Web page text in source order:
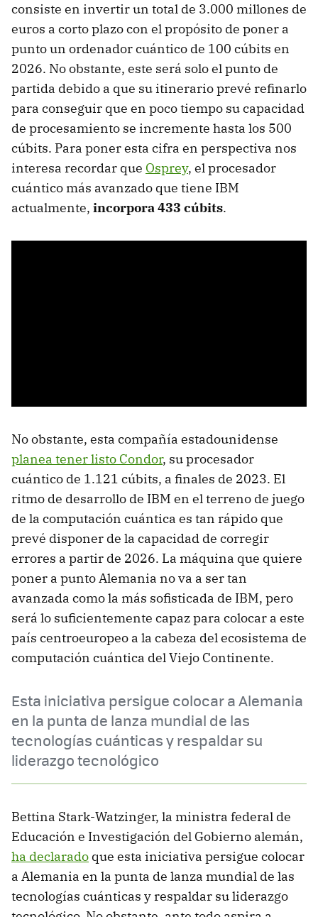
consiste en invertir un total de 3.000 millones de
euros a corto plazo con el propósito de poner a
punto un ordenador cuántico de 100 cúbits en
2026. No obstante, este será solo el punto de
partida debido a que su itinerario prevé refinarlo
para conseguir que en poco tiempo su capacidad
de procesamiento se incremente hasta los 500
cúbits. Para poner esta cifra en perspectiva nos
interesa recordar que Osprey, el procesador
cuántico más avanzado que tiene IBM
actualmente, incorpora 433 cúbits.
No obstante, esta compañía estadounidense
planea tener listo Condor, su procesador
cuántico de 1.121 cúbits, a finales de 2023. El
ritmo de desarrollo de IBM en el terreno de juego
de la computación cuántica es tan rápido que
prevé disponer de la capacidad de corregir
errores a partir de 2026. La máquina que quiere
poner a punto Alemania no va a ser tan
avanzada como la más sofisticada de IBM, pero
será lo suficientemente capaz para colocar a este
país centroeuropeo a la cabeza del ecosistema de
computación cuántica del Viejo Continente.
Esta iniciativa persigue colocar a Alemania
en la punta de lanza mundial de las
tecnologías cuánticas y respaldar su
liderazgo tecnológico
Bettina Stark-Watzinger, la ministra federal de
Educación e Investigación del Gobierno alemán,
ha declarado que esta iniciativa persigue colocar
a Alemania en la punta de lanza mundial de las
tecnologías cuánticas y respaldar su liderazgo